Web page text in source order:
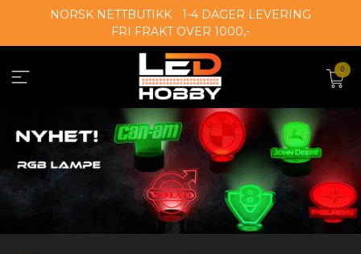
NORSK NETTBUTIKK
1-4 DAGER LEVERING
FRI FRAKT OVER 1000,-
0